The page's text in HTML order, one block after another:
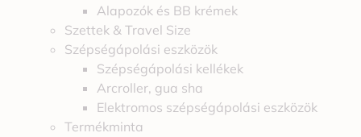
Alapozók és BB krémek
Szettek & Travel Size
Szépségápolási eszközök
Szépségápolási kellékek
Arcroller, gua sha
Elektromos szépségápolási eszközök
Termékminta